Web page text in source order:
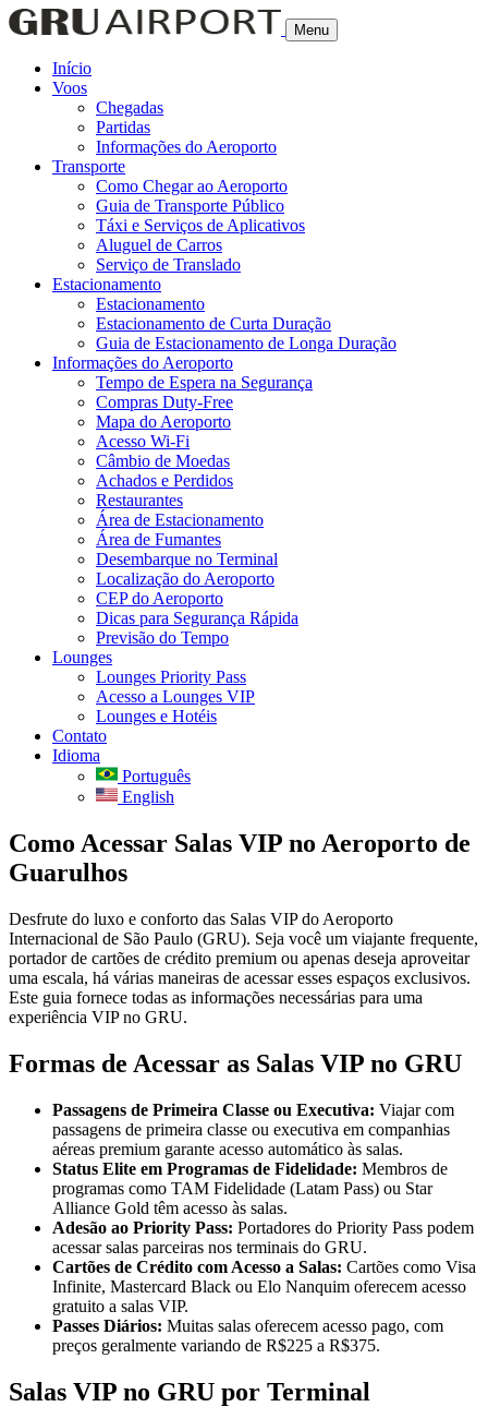
Menu
Início
Voos
Chegadas
Partidas
Informações do Aeroporto
Transporte
Como Chegar ao Aeroporto
Guia de Transporte Público
Táxi e Serviços de Aplicativos
Aluguel de Carros
Serviço de Translado
Estacionamento
Estacionamento
Estacionamento de Curta Duração
Guia de Estacionamento de Longa Duração
Informações do Aeroporto
Tempo de Espera na Segurança
Compras Duty-Free
Mapa do Aeroporto
Acesso Wi-Fi
Câmbio de Moedas
Achados e Perdidos
Restaurantes
Área de Estacionamento
Área de Fumantes
Desembarque no Terminal
Localização do Aeroporto
CEP do Aeroporto
Dicas para Segurança Rápida
Previsão do Tempo
Lounges
Lounges Priority Pass
Acesso a Lounges VIP
Lounges e Hotéis
Contato
Idioma
Português
English
Como Acessar Salas VIP no Aeroporto de
Guarulhos
Desfrute do luxo e conforto das Salas VIP do Aeroporto
Internacional de São Paulo (GRU). Seja você um viajante frequente,
portador de cartões de crédito premium ou apenas deseja aproveitar
uma escala, há várias maneiras de acessar esses espaços exclusivos.
Este guia fornece todas as informações necessárias para uma
experiência VIP no GRU.
Formas de Acessar as Salas VIP no GRU
Passagens de Primeira Classe ou Executiva: Viajar com
passagens de primeira classe ou executiva em companhias
aéreas premium garante acesso automático às salas.
Status Elite em Programas de Fidelidade: Membros de
programas como TAM Fidelidade (Latam Pass) ou Star
Alliance Gold têm acesso às salas.
Adesão ao Priority Pass: Portadores do Priority Pass podem
acessar salas parceiras nos terminais do GRU.
Cartões de Crédito com Acesso a Salas: Cartões como Visa
Infinite, Mastercard Black ou Elo Nanquim oferecem acesso
gratuito a salas VIP.
Passes Diários: Muitas salas oferecem acesso pago, com
preços geralmente variando de R$225 a R$375.
Salas VIP no GRU por Terminal